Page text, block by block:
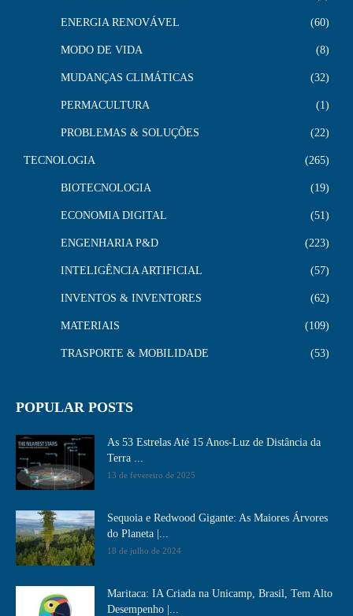
ENERGIA RENOVÁVEL 60
MODO DE VIDA 8
MUDANÇAS CLIMÁTICAS 32
PERMACULTURA 1
PROBLEMAS & SOLUÇÕES 22
TECNOLOGIA 265
BIOTECNOLOGIA 19
ECONOMIA DIGITAL 51
ENGENHARIA P&D 223
INTELIGÊNCIA ARTIFICIAL 57
INVENTOS & INVENTORES 62
MATERIAIS 109
TRASPORTE & MOBILIDADE 53
POPULAR POSTS
As 53 Estrelas Até 15 Anos-Luz de Distância da
Terra ...
13 de fevereiro de 2025
Sequoia e Redwood Gigante: As Maiores Árvores
do Planeta |...
18 de julho de 2024
Maritaca: IA Criada na Unicamp, Brasil, Tem Alto
Desempenho​ |...